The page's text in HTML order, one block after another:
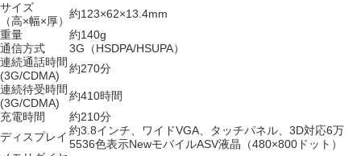
サイズ
（高×幅×厚）
約123×62×13.4mm
重量
約140g
通信方式
3G（HSDPA/HSUPA）
連続通話時間
(3G/CDMA)
約270分
連続待受時間
(3G/CDMA)
約410時間
充電時間
約210分
ディスプレイ 約3.8インチ、ワイドVGA、タッチパネル、3D対応6万
5536色表示NewモバイルASV液晶（480×800ドット）